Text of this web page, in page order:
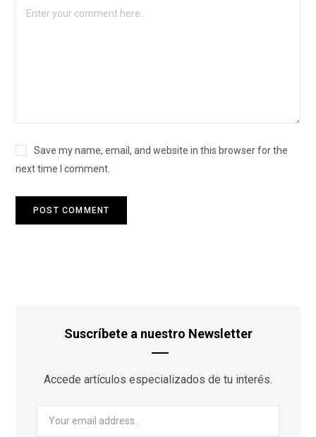
Save my name, email, and website in this browser for the
next time I comment.
Suscríbete a nuestro Newsletter
Accede artículos especializados de tu interés.